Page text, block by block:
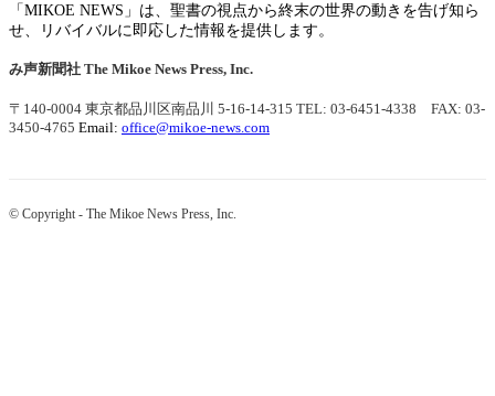
「MIKOE NEWS」は、聖書の視点から終末の世界の動きを告げ知ら
せ、リバイバルに即応した情報を提供します。
み声新聞社 The Mikoe News Press, Inc.
〒140-0004 東京都品川区南品川 5-16-14-315 TEL: 03-6451-4338 FAX: 03-
3450-4765 Email: office@mikoe-news.com
© Copyright - The Mikoe News Press, Inc.